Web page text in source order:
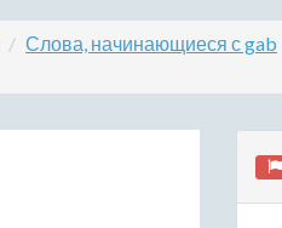
Слова, начинающиеся с gab